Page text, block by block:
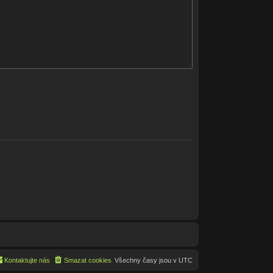
Všechny časy jsou v UTC
Smazat cookies
Kontaktujte nás